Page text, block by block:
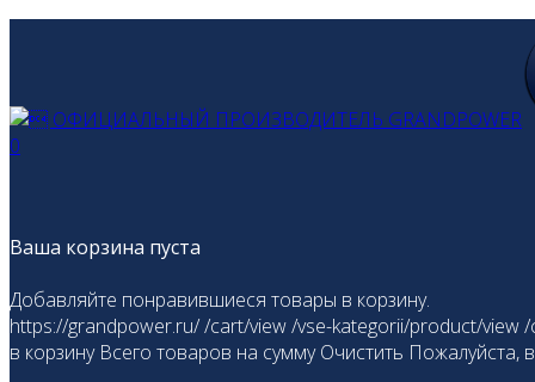
0
Ваша корзина пуста
Добавляйте понравившиеся товары в корзину.
https://grandpower.ru//cart/view/vse-kategorii/product/view/
в корзину Всего товаров на сумму Очистить Пожалуйста,